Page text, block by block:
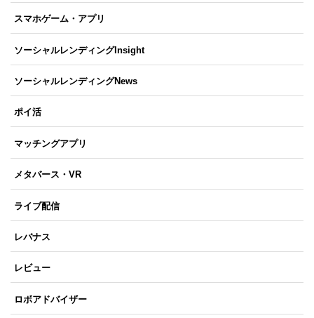
スマホゲーム・アプリ
ソーシャルレンディングInsight
ソーシャルレンディングNews
ポイ活
マッチングアプリ
メタバース・VR
ライブ配信
レバナス
レビュー
ロボアドバイザー